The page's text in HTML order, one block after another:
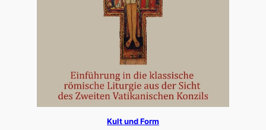
Kult und Form